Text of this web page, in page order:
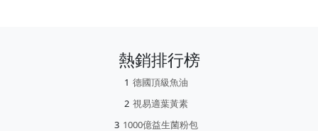
熱銷排行榜
德國頂級魚油
視易適葉黃素
1000億益生菌粉包